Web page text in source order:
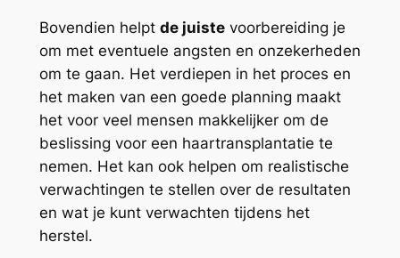
Bovendien helpt de juistevoorbereiding je
om met eventuele angsten en onzekerheden
om te gaan. Het verdiepen in het proces en
het maken van een goede planning maakt
het voor veel mensen makkelijker om de
beslissing voor een haartransplantatie te
nemen. Het kan ook helpen om realistische
verwachtingen te stellen over de resultaten
en wat je kunt verwachten tijdens het
herstel.